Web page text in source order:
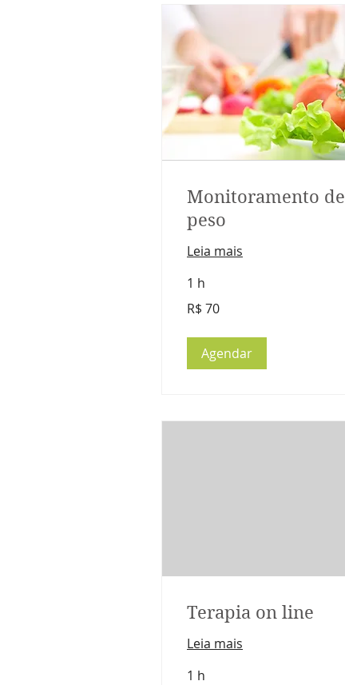
Monitoramento de
peso
Leia mais
1 h
Reais
R$ 70
Agendar
Terapia on line
Leia mais
1 h